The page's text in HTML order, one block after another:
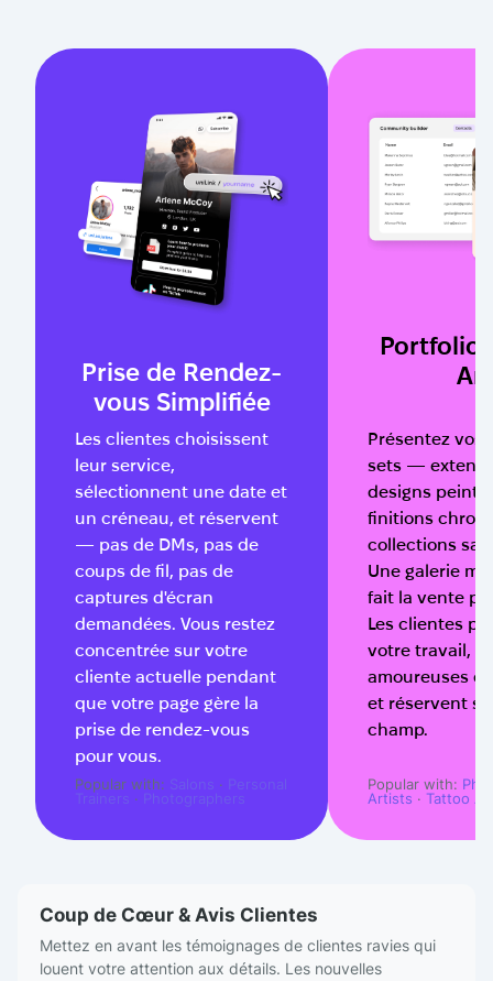
Prise de Rendez-
vous Simplifiée
Les clientes choisissent
leur service,
sélectionnent une date et
un créneau, et réservent
— pas de DMs, pas de
coups de fil, pas de
captures d'écran
demandées. Vous restez
concentrée sur votre
cliente actuelle pendant
que votre page gère la
prise de rendez-vous
pour vous.
Popular with: Salons · Personal
Trainers · Photographers
Portfolio
Art
Présentez vos
sets —
designs peints
finitions
collections
Une galerie
fait la vente
Les clientes
votre travail,
amoureuses
et réservent
champ.
Popular with:
Artists ·Tattoo
Coup de Cœur & Avis Clientes
Mettez en avant les témoignages de clientes ravies qui
louent votre attention aux détails. Les nouvelles